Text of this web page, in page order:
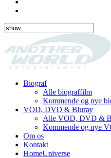
Biograf
Alle biograffilm
Kommende og nye
VOD, DVD & Bluray
Alle VOD, DVD &
Kommende og nye
Om os
Kontakt
HomeUniverse